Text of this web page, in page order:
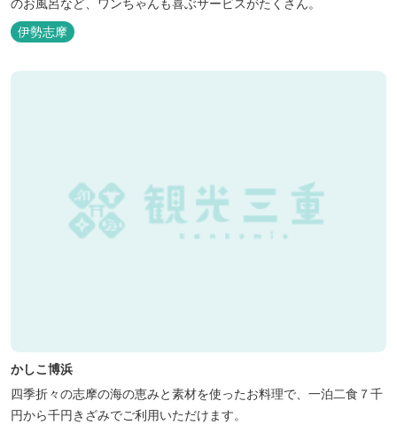
伊勢志摩
かしこ博浜
四季折々の志摩の海の恵みと素材を使ったお料理で、一泊二食７千
円から千円きざみでご利用いただけます。